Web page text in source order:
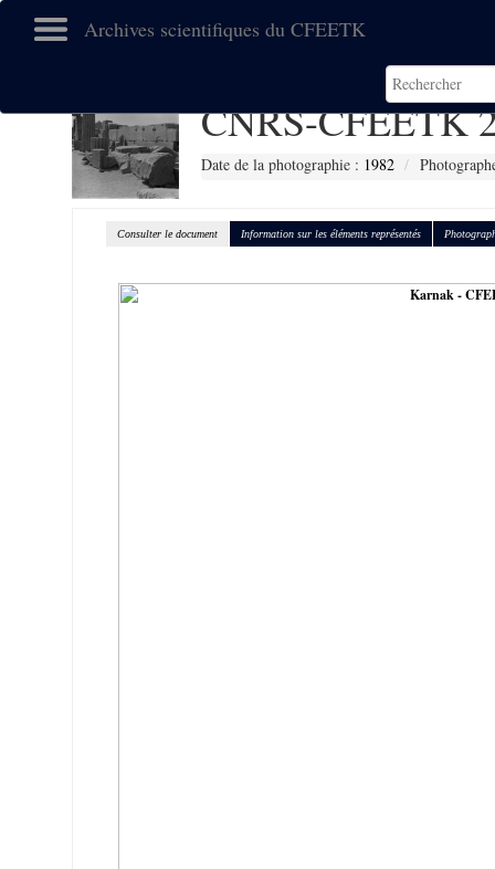
Archives scientifiques du CFEETK
CNRS-CFEETK
Date de la photographie : 1982
Consulter le document Information sur les éléments représentés